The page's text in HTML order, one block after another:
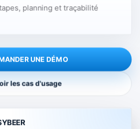
planning et traçabilité
UNE DÉMO
les cas d'usage